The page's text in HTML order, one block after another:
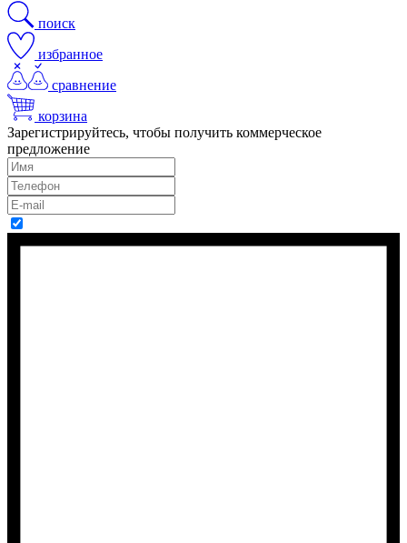
поиск
избранное
сравнение
корзина
Зарегистрируйтесь, чтобы получить коммерческое
предложение